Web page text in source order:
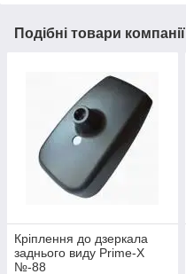
Подібні товари компанії
Кріплення до дзеркала
заднього виду Prime-X
№-88